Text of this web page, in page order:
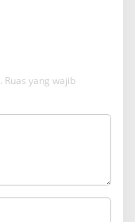
Ruas yang wajib